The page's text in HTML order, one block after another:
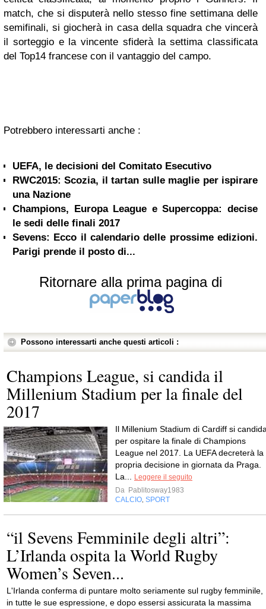
match, che si disputerà nello stesso fine settimana delle
semifinali, si giocherà in casa della squadra che vincerà
il sorteggio e la vincente sfiderà la settima classificata
del Top14 francese con il vantaggio del campo.
Potrebbero interessarti anche :
UEFA, le decisioni del Comitato Esecutivo
RWC2015: Scozia, il tartan sulle maglie per ispirare
una Nazione
Champions, Europa League e Supercoppa: decise
le sedi delle finali 2017
Sevens: Ecco il calendario delle prossime edizioni.
Parigi prende il posto di...
Ritornare alla prima pagina di
Possono interessarti anche questi articoli :
Champions League, si candida il
Millenium Stadium per la finale del
2017
Il Millenium Stadium di Cardiff si
per ospitare la finale di Champions
League nel 2017. La UEFA decreterà la
propria decisione in giornata da Praga.
La...
Leggere il seguito
Da Pablitosway1983
CALCIO SPORT
“il Sevens Femminile degli altri”:
L’Irlanda ospita la World Rugby
Women’s Seven...
L'Irlanda conferma di puntare molto seriamente sul rugby femminile,
in tutte le sue espressione, e dopo essersi assicurata la massima